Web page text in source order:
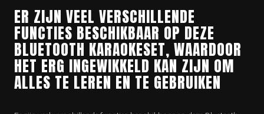
ER ZIJN VEEL VERSCHILLENDE
FUNCTIES BESCHIKBAAR OP DEZE
BLUETOOTH KARAOKESET, WAARDOOR
HET ERG INGEWIKKELD KAN ZIJN OM
ALLES TE LEREN EN TE GEBRUIKEN